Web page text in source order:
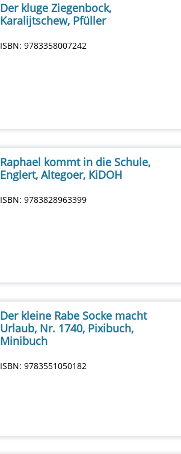
Der kluge Ziegenbock,
Karalijtschew, Pfüller
ISBN: 9783358007242
Raphael kommt in die Schule,
Englert, Altegoer, KiDOH
ISBN: 9783828963399
Der kleine Rabe Socke macht
Urlaub, Nr. 1740, Pixibuch,
Minibuch
ISBN: 9783551050182